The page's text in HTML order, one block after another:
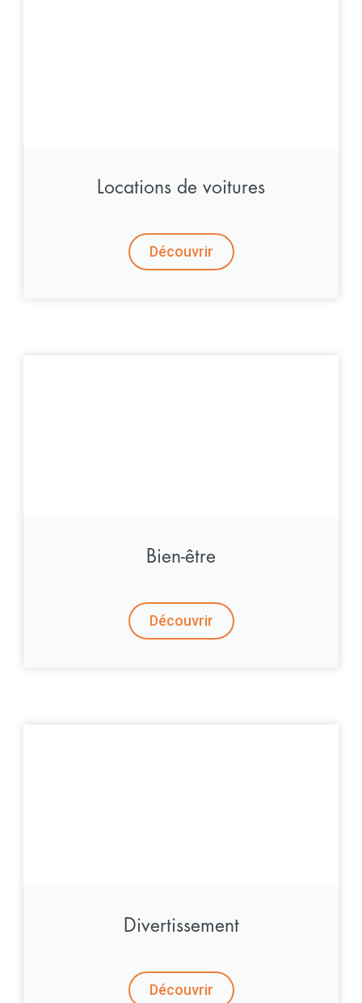
Locations de voitures
Découvrir
Bien-être
Découvrir
Divertissement
Découvrir